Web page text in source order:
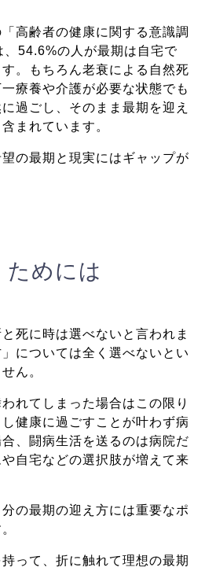
高齢者の健康に関する意識調
54.6%の人が最期は自宅で
。もちろん老衰による自然死
療養や介護が必要な状態でも
過ごし、そのまま最期を迎え
まれています。
の最期と現実にはギャップが
ためには
死に時は選べないと言われま
については全く選べないとい
ん。
れてしまった場合はこの限り
健康に過ごすことが叶わず病
、闘病生活を送るのは病院だ
自宅などの選択肢が増えて来
の最期の迎え方には重要なポ
って、折に触れて理想の最期